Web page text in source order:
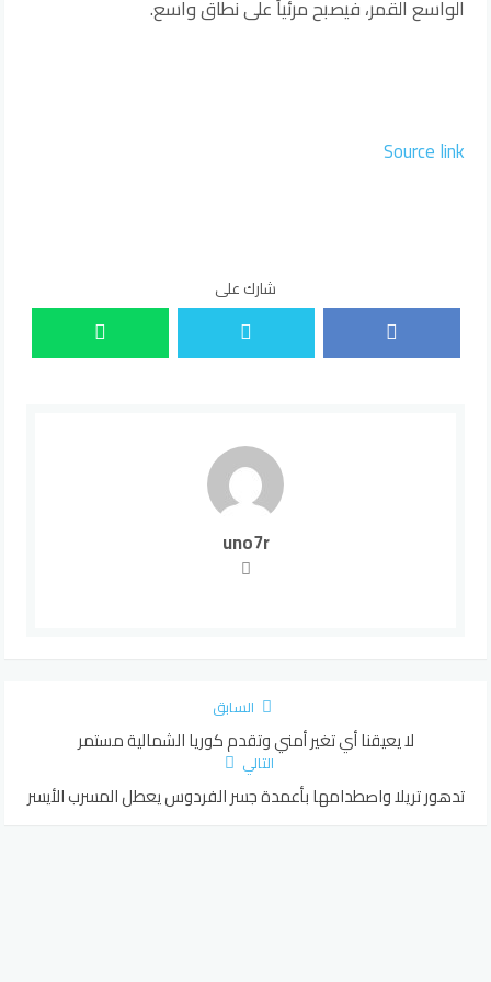
الواسع القمر، فيصبح مرئياً على نطاق واسع.
Source link
شارك على
uno7r
السابق
لا يعيقنا أي تغير أمني وتقدم كوريا الشمالية مستمر
التالي
تدهور تريلا واصطدامها بأعمدة جسر الفردوس يعطل المسرب الأيسر